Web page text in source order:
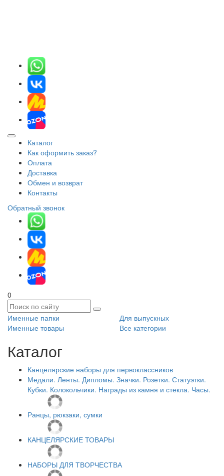
Каталог
Как оформить заказ?
Оплата
Доставка
Обмен и возврат
Контакты
Обратный звонок
0
Именные папки
Для выпускных
Именные товары
Все категории
Каталог
Канцелярские наборы для первоклассников
Медали. Ленты. Дипломы. Значки. Розетки. Статуэтки.
Кубки. Колокольчики. Награды из камня и стекла. Часы.
Ранцы, рюкзаки, сумки
КАНЦЕЛЯРСКИЕ ТОВАРЫ
НАБОРЫ ДЛЯ ТВОРЧЕСТВА